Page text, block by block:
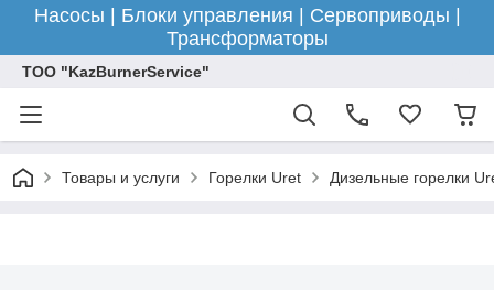
Насосы | Блоки управления | Сервоприводы |
Трансформаторы
ТОО "KazBurnerService"
Товары и услуги Горелки Uret Дизельные горелки